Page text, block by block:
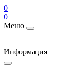
0
0
Меню
Информация